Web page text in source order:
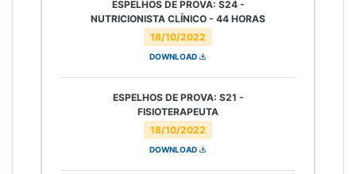
18/10/2022
ESPELHOS DE PROVA: S24 -
NUTRICIONISTA CLÍNICO - 44 HORAS
DOWNLOAD
18/10/2022
ESPELHOS DE PROVA: S21 -
FISIOTERAPEUTA
DOWNLOAD